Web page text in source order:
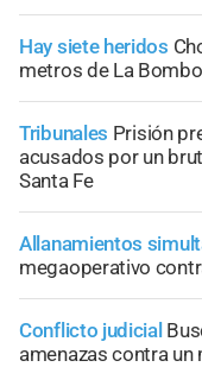
Hay siete heridos
metros de La
Tribunales Prisión
acusados por un
Santa Fe
Allanamientos
megaoperativo
Conflicto judicial
amenazas contra